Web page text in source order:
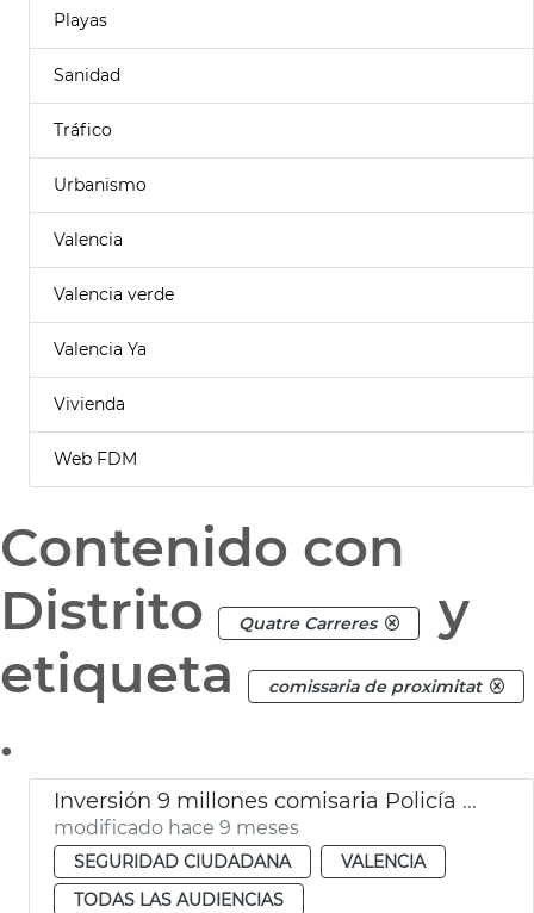
Playas
Sanidad
Tráfico
Urbanismo
Valencia
Valencia verde
Valencia Ya
Vivienda
Web FDM
Contenido con
Distrito
Quatre Carreres
y
etiqueta
comissaria de proximitat
.
Inversión 9 millones comisaria Policía Local Malilla València
modificado hace 9 meses
SEGURIDAD CIUDADANA
VALENCIA
TODAS LAS AUDIENCIAS